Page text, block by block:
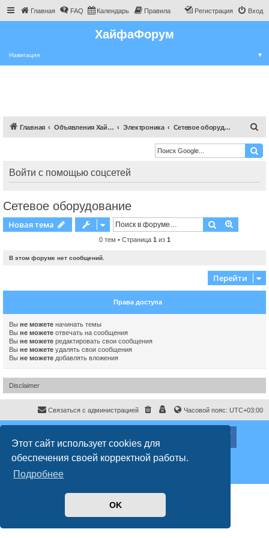
Этот сайт использует cookies для
обеспечения своей корректной работы.
Подробнее
OK
Главная FAQ Календарь Правила Вход
Регистрация
ХайфаФорум
Навигация ▼
Главная Объявления Хайфы и крайот Электроника Сетевое оборудование
и
к
Войти с помощью соцсетей
Сетевое оборудование
Новая тема Поиск
0 тем • Страница 1 из 1
В этом форуме нет сообщений.
Перейти
Права доступа
Вы не можете начинать темы
Вы не можете отвечать на сообщения
Вы не можете редактировать свои сообщения
Вы не можете удалять свои сообщения
Вы не можете добавлять вложения
Disclaimer
Часовой пояс: UTC+03:00
Связаться с администрацией
Создано на основеphpBB® Forum Software © phpBB Limited
Русская поддержка phpBB
Конфиденциальность